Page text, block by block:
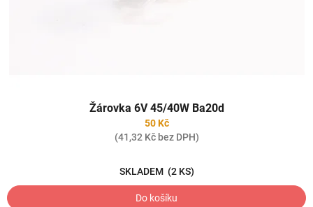
Žárovka 6V 45/40W Ba20d
50 Kč
(41,32 Kč bez DPH)
SKLADEM (2 KS)
Do košíku